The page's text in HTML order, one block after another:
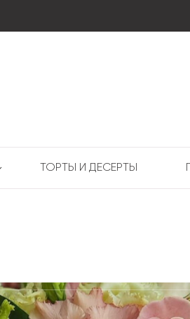
ТОРТЫ И ДЕСЕРТЫ